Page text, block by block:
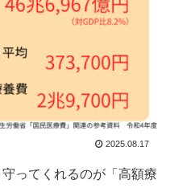
2025.08.17
ってくれるのが「高額療